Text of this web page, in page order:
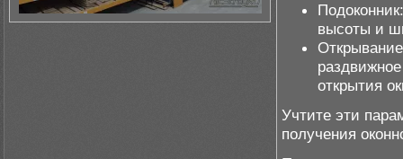
высоты и
открытия
Учтите эти
получения